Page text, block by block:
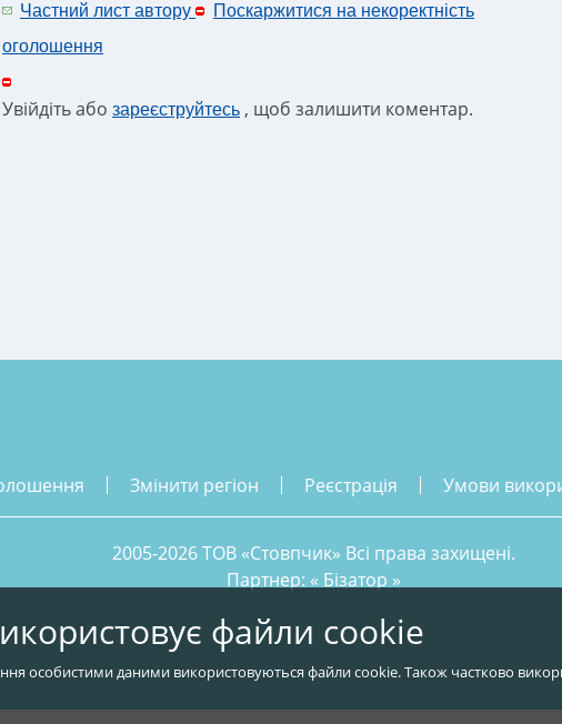
Частний лист автору
Поскаржитися на некоректність
оголошення
Увійдіть або зареєструйтесь , щоб залишити коментар.
змінити регіон реєстрація умови
2005-2026 ТОВ «Стовпчик» Всі права захищені.
Партнер: « Бізатор »
файли cookie
особистими даними використовуються файли cookie. Також частково